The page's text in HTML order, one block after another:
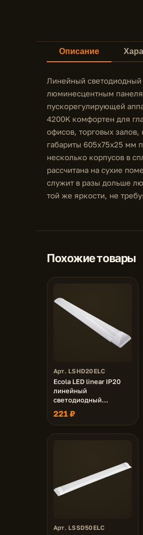
Описание
Линейный светодиодный
люминесцентным
пускорегулирующей
4200K комфортен для
офисов, торговых
габариты 605x75x25 мм
несколько корпусов в
рассчитана на сухие
служит в разы дольше
той же яркости, не
Похожие товары
Арт. LSHD20ELC
Ecola LED linear IP20
линейный
светодиодный
светильник (замена
ЛПО) 20W 220V 6500K
600x75x25
221 ₽
Арт. LSSD50ELC